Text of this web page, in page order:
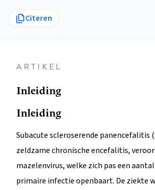
Citeren
ARTIKEL
Inleiding
Inleiding
Subacute scleroserende panencefalitis
zeldzame chronische encefalitis,
mazelenvirus, welke zich pas een
primaire infectie openbaart. De ziekte